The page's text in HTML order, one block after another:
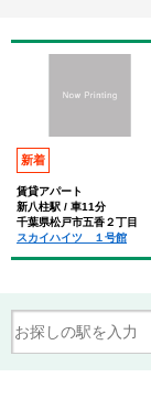
新着
賃貸アパート
新八柱駅 / 車11分
千葉県松戸市五香２丁目
スカイハイツ １号館